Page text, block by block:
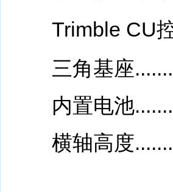
Trimble CU
三角基座
内置电池
横轴高度